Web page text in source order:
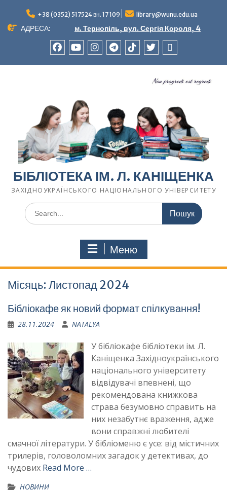
вмісту
+38 (0352) 517524 вн. 17 109 library@wunu.edu.ua
АДРЕСА: м. Тернопіль, вул. Сергія Короля, 4
БІБЛІОТЕКА ІМ. Л. КАНІЩЕНКА
ЗАХІДНОУКРАЇНСЬКОГО НАЦІОНАЛЬНОГО УНІВЕРСИТЕТУ
Шукати:
Меню
Місяць: Листопад 2024
Бібліокафе як новий формат спілкування!
28.11.2024 NATALYA
У бібліокафе бібліотеки ім. Л.
Каніщенка Західноукраїнського
національного університету
відвідувачі впевнені, що
рекомендована книжкова
страва безумовно справить на
них незабутнє враження, адже
вони справжні любителі
смачної літератури. У бібліоменю є усе: від містичних
трилерів, головоломних загадок у детективах, до
чудових Read More …
НОВИНИ